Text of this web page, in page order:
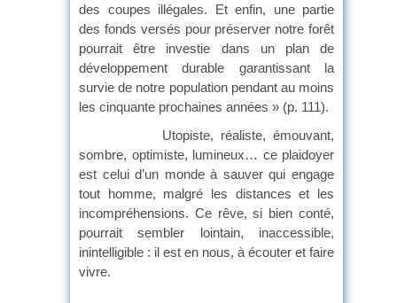
des coupes illégales. Et enfin, une partie
des fonds versés pour préserver notre forêt
pourrait être investie dans un plan de
développement durable garantissant la
survie de notre population pendant au moins
les cinquante prochaines années » (p. 111).
Utopiste, réaliste, émouvant,
sombre, optimiste, lumineux… ce plaidoyer
est celui d’un monde à sauver qui engage
tout homme, malgré les distances et les
incompréhensions. Ce rêve, si bien conté,
pourrait sembler lointain, inaccessible,
inintelligible : il est en nous, à écouter et faire